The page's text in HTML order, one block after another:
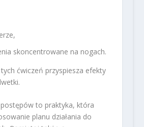
skoncentrowane na nogach.
tych ćwiczeń przyspiesza efekty
to praktyka, która
planu działania do